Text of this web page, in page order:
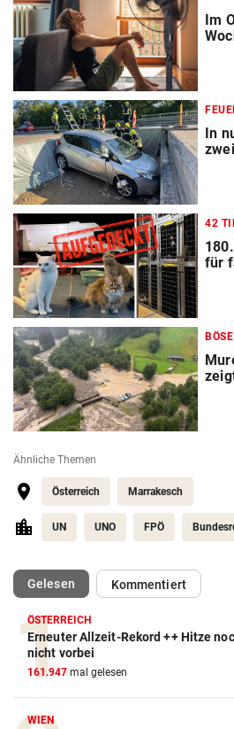
Im
In
42
für
Ähnliche Themen
Österreich Marrakesch
UN UNO FPÖ
Gelesen(ausgewählt)Kommentiert
ÖSTERREICH
Erneuter Allzeit-Rekord ++ Hitze
nicht vorbei
161.947 mal gelesen
WIEN